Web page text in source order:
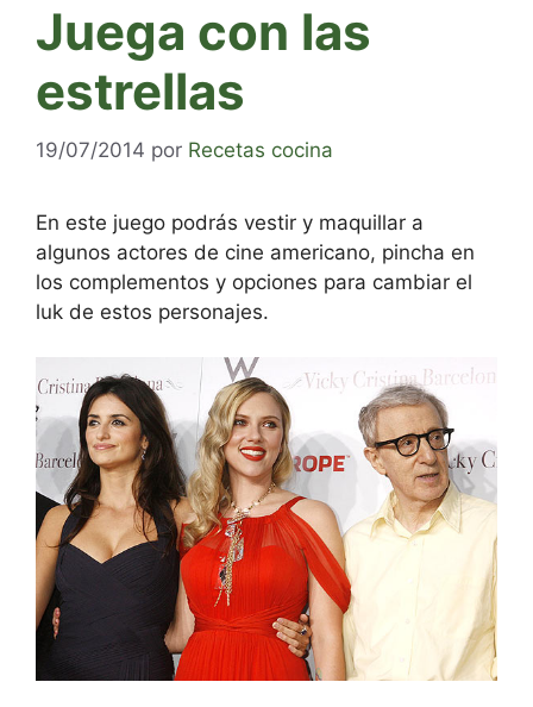
Juega con las
estrellas
19/07/2014 por Recetas cocina
En este juego podrás vestir y maquillar a
algunos actores de cine americano, pincha en
los complementos y opciones para cambiar el
luk de estos personajes.